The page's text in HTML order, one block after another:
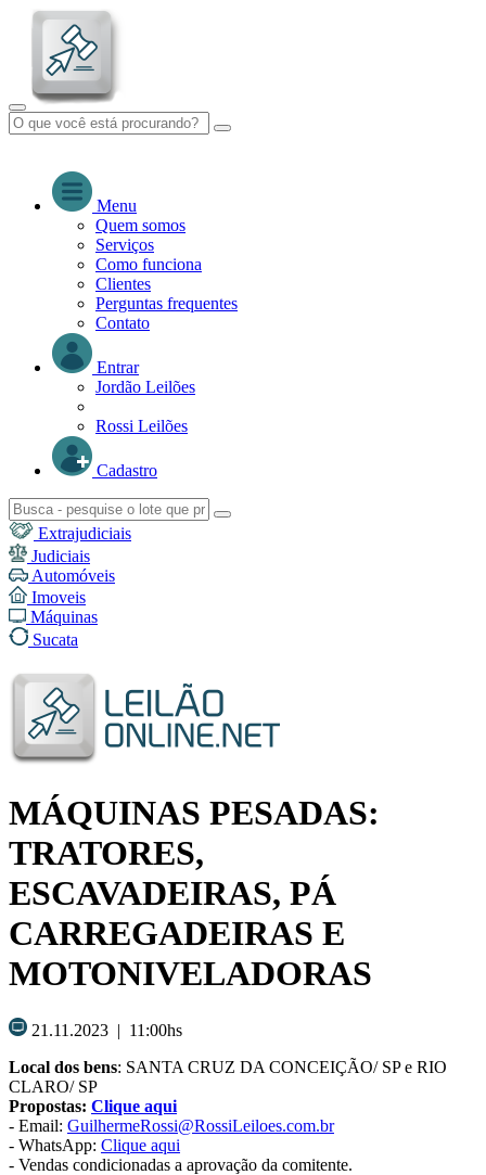
Menu
Quem somos
Serviços
Como funciona
Clientes
Perguntas frequentes
Contato
Entrar
Jordão Leilões
Rossi Leilões
Cadastro
Extrajudiciais
Judiciais
Automóveis
Imoveis
Máquinas
Sucata
MÁQUINAS PESADAS:
TRATORES,
ESCAVADEIRAS, PÁ
CARREGADEIRAS E
MOTONIVELADORAS
21.11.2023 | 11:00hs
Local dos bens: SANTA CRUZ DA CONCEIÇÃO/ SP e RIO
CLARO/ SP
Propostas: Clique aqui
- Email: GuilhermeRossi@RossiLeiloes.com.br
- WhatsApp: Clique aqui
- Vendas condicionadas a aprovação da comitente.